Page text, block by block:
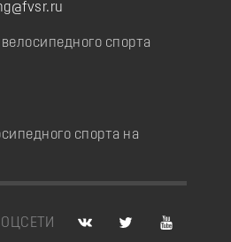
спорта
спорта на